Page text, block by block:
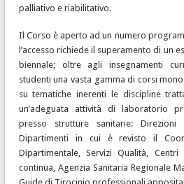
palliativo e riabilitativo.
Il Corso è aperto ad un numero
l’accesso richiede il superamento di un
biennale; oltre agli insegnamenti
studenti una vasta gamma di corsi
su tematiche inerenti le discipline
un’adeguata attività di laboratorio
presso strutture sanitarie: Direzioni
Dipartimenti in cui è revisto il
Dipartimentale, Servizi Qualità,
continua, Agenzia Sanitaria Regionale